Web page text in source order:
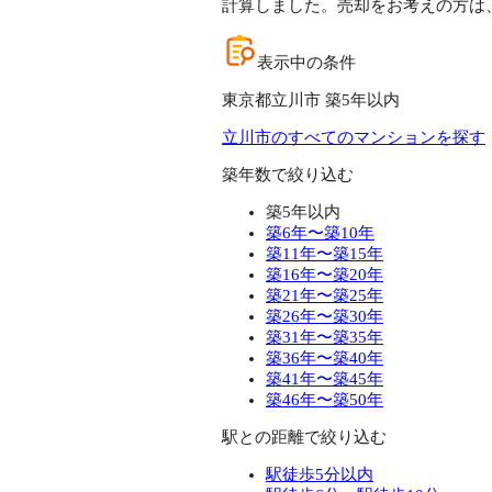
計算しました。売却をお考えの方は
表示中の条件
東京都立川市 築5年以内
立川市のすべてのマンションを探す
築年数で絞り込む
築5年以内
築6年〜築10年
築11年〜築15年
築16年〜築20年
築21年〜築25年
築26年〜築30年
築31年〜築35年
築36年〜築40年
築41年〜築45年
築46年〜築50年
駅との距離で絞り込む
駅徒歩5分以内